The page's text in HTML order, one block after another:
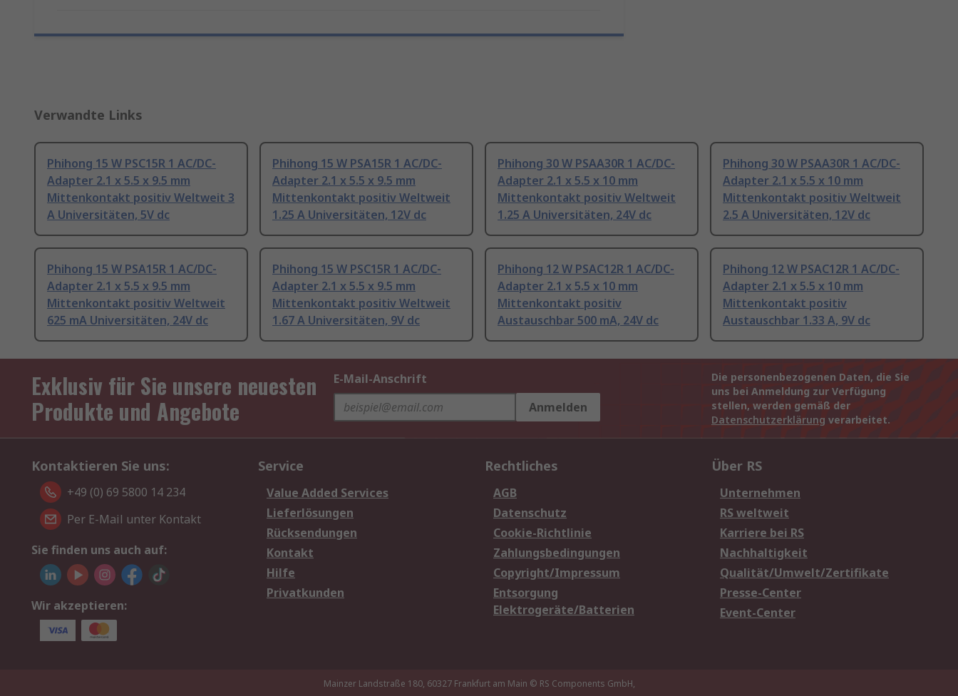
Verwandte Links
Phihong 15 W PSC15R 1 AC/DC-
Adapter 2.1 x 5.5 x 9.5 mm
Mittenkontakt positiv Weltweit 3
A Universitäten, 5V dc
Phihong 15 W PSA15R 1 AC/DC-
Adapter 2.1 x 5.5 x 9.5 mm
Mittenkontakt positiv Weltweit
1.25 A Universitäten, 12V dc
Phihong 30 W PSAA30R 1 AC/DC-
Adapter 2.1 x 5.5 x 10 mm
Mittenkontakt positiv Weltweit
1.25 A Universitäten, 24V dc
Phihong 30 W PSAA30R 1 AC/DC-
Adapter 2.1 x 5.5 x 10 mm
Mittenkontakt positiv Weltweit
2.5 A Universitäten, 12V dc
Phihong 15 W PSA15R 1 AC/DC-
Adapter 2.1 x 5.5 x 9.5 mm
Mittenkontakt positiv Weltweit
625 mA Universitäten, 24V dc
Phihong 15 W PSC15R 1 AC/DC-
Adapter 2.1 x 5.5 x 9.5 mm
Mittenkontakt positiv Weltweit
1.67 A Universitäten, 9V dc
Phihong 12 W PSAC12R 1 AC/DC-
Adapter 2.1 x 5.5 x 10 mm
Mittenkontakt positiv
Austauschbar 500 mA, 24V dc
Phihong 12 W PSAC12R 1 AC/DC-
Adapter 2.1 x 5.5 x 10 mm
Mittenkontakt positiv
Austauschbar 1.33 A, 9V dc
Exklusiv für Sie unsere neuesten
Produkte und Angebote
E-Mail-Anschrift
Anmelden
Die personenbezogenen Daten, die Sie
uns bei Anmeldung zur Verfügung
stellen, werden gemäß der
Datenschutzerklärung verarbeitet.
Kontaktieren Sie uns:
+49 (0) 69 5800 14 234
Per E-Mail unter Kontakt
Sie finden uns auch auf:
Wir akzeptieren:
Service
Value Added Services
Lieferlösungen
Rücksendungen
Kontakt
Hilfe
Privatkunden
Rechtliches
AGB
Datenschutz
Cookie-Richtlinie
Zahlungsbedingungen
Copyright/Impressum
Entsorgung
Elektrogeräte/Batterien
Über RS
Unternehmen
RS weltweit
Karriere bei RS
Nachhaltigkeit
Qualität/Umwelt/Zertifikate
Presse-Center
Event-Center
Mainzer Landstraße 180, 60327 Frankfurt am Main © RS Components GmbH,